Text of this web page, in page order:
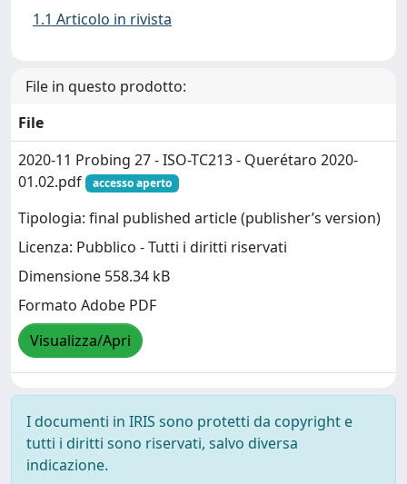
1.1 Articolo in rivista
File in questo prodotto:
File
2020-11 Probing 27 - ISO-TC213 - Querétaro 2020-
01.02.pdf
accesso aperto
Tipologia: final published article (publisher’s version)
Licenza: Pubblico - Tutti i diritti riservati
Dimensione 558.34 kB
Formato Adobe PDF
Visualizza/Apri
I documenti in IRIS sono protetti da copyright e
tutti i diritti sono riservati, salvo diversa
indicazione.